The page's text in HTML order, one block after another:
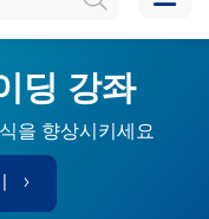
딩 강좌
을 향상시키세요